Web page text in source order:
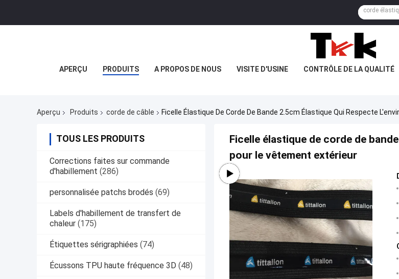
APERÇU PRODUITS A PROPOS DE NOUS VISITE D'USINE CONTRÔLE DE LA QUALITÉ
Aperçu Produits corde de câble Ficelle Élastique De Corde De Bande 2.5cm Élastique Qui Respecte
TOUS LES PRODUITS
Corrections faites sur commande
d'habillement (286)
personnalisée patchs brodés (69)
Labels d'habillement de transfert de
chaleur (175)
Étiquettes sérigraphiées (74)
Écussons TPU haute fréquence 3D (48)
Ficelle élastique de corde de
pour le vêtement extérieur